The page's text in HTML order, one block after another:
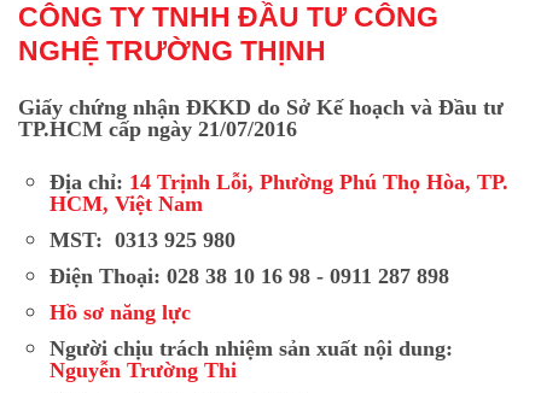
CÔNG TY TNHH ĐẦU TƯ CÔNG
NGHỆ TRƯỜNG THỊNH
Giấy chứng nhận ĐKKD do Sở Kế hoạch và Đầu tư
TP.HCM cấp ngày 21/07/2016
Địa chỉ: 14 Trịnh Lỗi, Phường Phú Thọ Hòa, TP.
HCM, Việt Nam
MST: 0313 925 980
Điện Thoại: 028 38 10 16 98 - 0911 287 898
Hồ sơ năng lực
Người chịu trách nhiệm sản xuất nội dung:
Nguyễn Trường Thi